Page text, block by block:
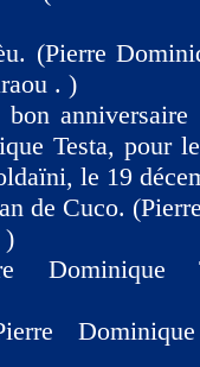
(Pierre
. )
Testa, pour
le 19
de Cuco.
)
Dominique